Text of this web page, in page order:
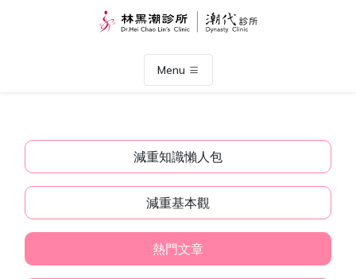
Menu
減重知識懶人包
減重基本觀
熱門文章